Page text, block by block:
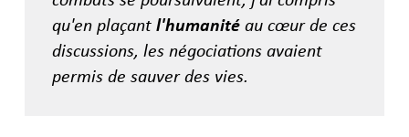
qu'en plaçantl'humanitéau cœur de ces
discussions, les négociations avaient
permis de sauver des vies.